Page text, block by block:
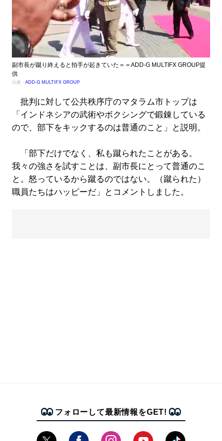
副市長が蹴り終えると拍手が起きていた＝＝ADD-G MULTIFX GROUP提
供
出典： ADD-G MULTIFX GROUP
批判に対して公共秩序庁のマタラム市トップは
「インドネシアの武術やボクシングで鍛錬している
ので、部下をキックするのは普通のこと」と説明。
「部下だけでなく、私も蹴られたことがある。
我々の強さを試すことは、副市長にとって普通のこ
と。怒っているから蹴るのではない。（蹴られた）
職員たちはハッピーだ」とコメントしました。
フォローして最新情報をGET!